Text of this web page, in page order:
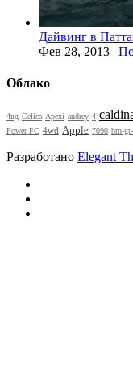
Дайвинг в
Фев 28, 2013 |
Облако
4вд Celica Apexi andrey 4
Power FC 4wd Apple 7090 brn-
Разработано Elegant